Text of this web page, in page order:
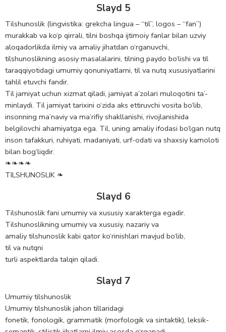
Slayd 5
Tilshunoslik (lingvistika: grekcha lingua – “til”, logos – “fan”)
murakkab va ko‘p qirrali, tilni boshqa ijtimoiy fanlar bilan uzviy
aloqadorlikda ilmiy va amaliy jihatdan o‘rganuvchi,
tilshunoslikning asosiy masalalarini, tilning paydo bo‘lishi va til
taraqqiyotidagi umumiy qonuniyatlarni, til va nutq xususiyatlarini
tahlil etuvchi fandir.
Til jamiyat uchun xizmat qiladi, jamiyat a’zolari muloqotini ta’-
minlaydi. Til jamiyat tarixini o‘zida aks ettiruvchi vosita bo‘lib,
insonning ma’naviy va ma’rifiy shakllanishi, rivojlanishida
belgilovchi ahamiyatga ega. Til, uning amaliy ifodasi bo‘lgan nutq
inson tafakkuri, ruhiyati, madaniyati, urf-odati va shaxsiy kamoloti
bilan bog‘liqdir.
❧❧❧❧
TILSHUNOSLIK ❧
Slayd 6
Tilshunoslik fani umumiy va xususiy xarakterga egadir.
Tilshunoslikning umumiy va xususiy, nazariy va
amaliy tilshunoslik kabi qator ko‘rinishlari mavjud bo‘lib,
til va nutqni
turli aspektlarda talqin qiladi.
Slayd 7
Umumiy tilshunoslik
Umumiy tilshunoslik jahon tillaridagi
fonetik, fonologik, grammatik (morfologik va sintaktik), leksik-